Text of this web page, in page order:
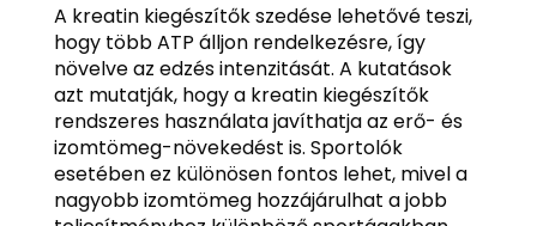
A kreatin kiegészítők szedése lehetővé teszi,
hogy több ATP álljon rendelkezésre, így
növelve az edzés intenzitását. A kutatások
azt mutatják, hogy a kreatin kiegészítők
rendszeres használata javíthatja az erő- és
izomtömeg-növekedést is. Sportolók
esetében ez különösen fontos lehet, mivel a
nagyobb izomtömeg hozzájárulhat a jobb